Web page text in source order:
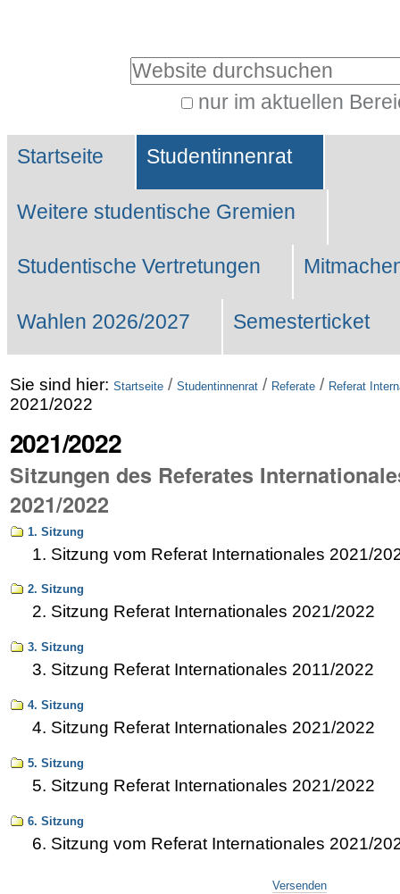
Website durchsuchen
nur im aktuellen
Suche…
Sektionen
Startseite Studentinnenrat
Weitere studentische Gremien
Studentische Vertretungen
Wahlen 2026/2027 Semesterticket
Sie sind hier: Startseite / Studentinnenrat / Referate / Referat
2021/2022
2021/2022
Sitzungen des Referates
2021/2022
1. Sitzung
1. Sitzung vom Referat Internationales 2021/
2. Sitzung
2. Sitzung Referat Internationales 2021/2022
3. Sitzung
3. Sitzung Referat Internationales 2011/2022
4. Sitzung
4. Sitzung Referat Internationales 2021/2022
5. Sitzung
5. Sitzung Referat Internationales 2021/2022
6. Sitzung
6. Sitzung vom Referat Internationales 2021/
Versenden